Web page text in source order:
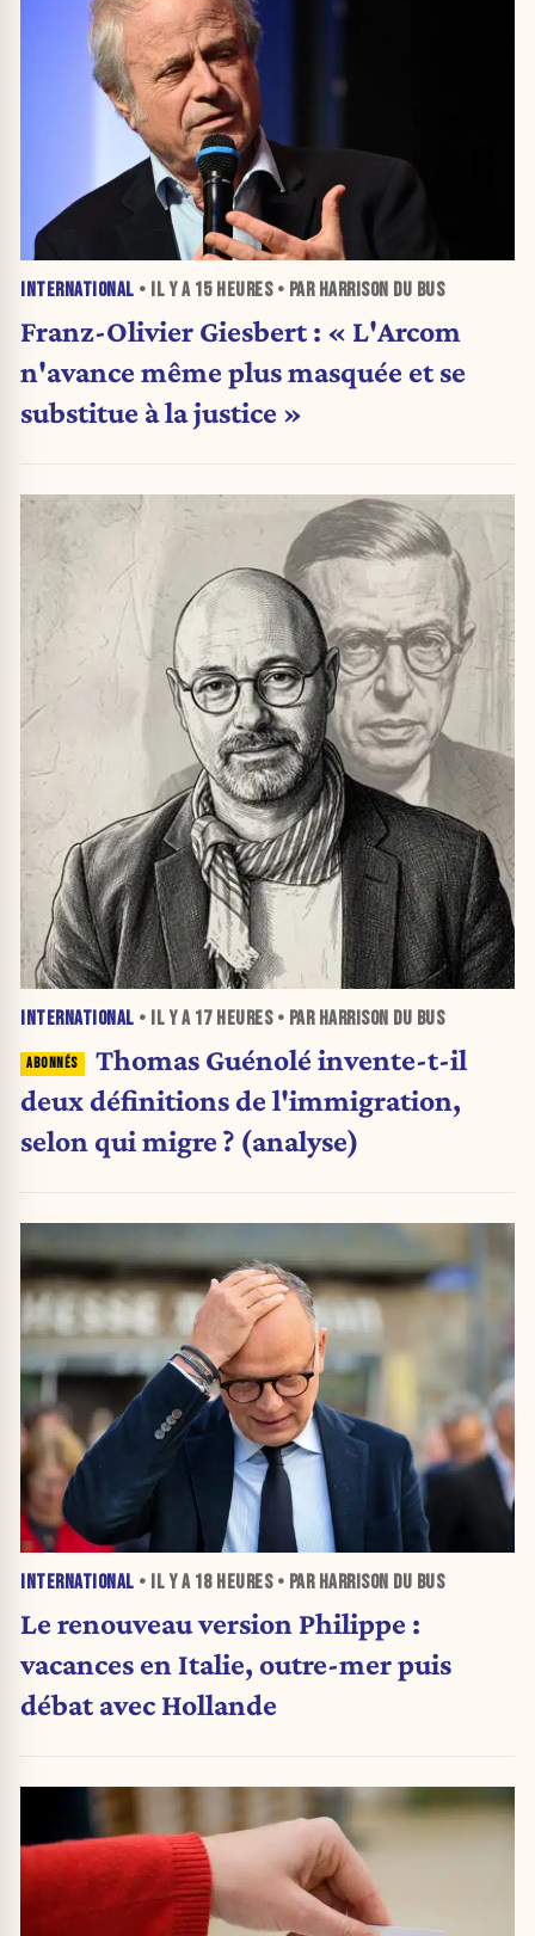
INTERNATIONAL • IL Y A 15 HEURES• PAR HARRISON DU BUS
Franz-Olivier Giesbert : « L'Arcom
n'avance même plus masquée et se
substitue à la justice »
INTERNATIONAL • IL Y A 17 HEURES• PAR HARRISON DU BUS
Thomas Guénolé invente-t-il
deux définitions de l'immigration,
selon qui migre ? (analyse)
INTERNATIONAL • IL Y A 18 HEURES• PAR HARRISON DU BUS
Le renouveau version Philippe :
vacances en Italie, outre-mer puis
débat avec Hollande